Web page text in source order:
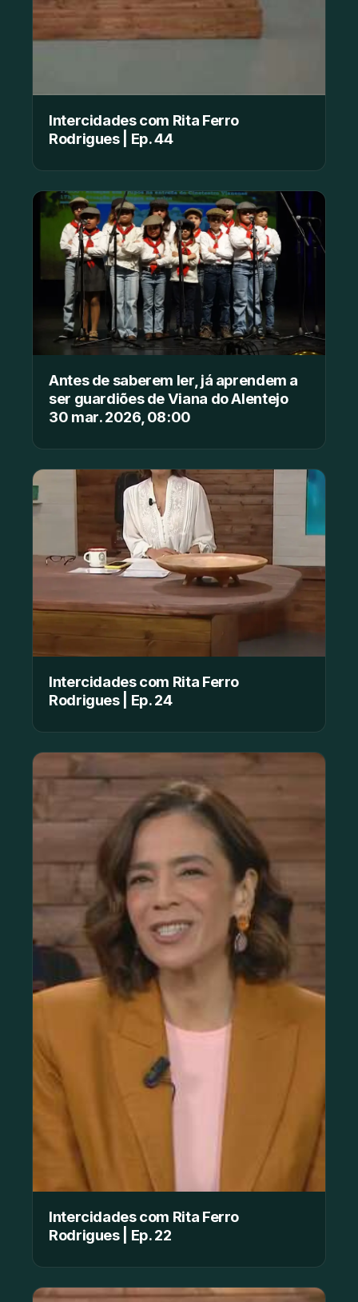
Intercidades com Rita Ferro
Rodrigues | Ep. 44
Antes de saberem ler, já aprendem a
ser guardiões de Viana do Alentejo
30 mar. 2026, 08:00
Intercidades com Rita Ferro
Rodrigues | Ep. 24
Intercidades com Rita Ferro
Rodrigues | Ep. 22